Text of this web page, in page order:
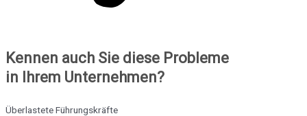
Kennen auch Sie diese Probleme
in Ihrem Unternehmen?
Überlastete Führungskräfte